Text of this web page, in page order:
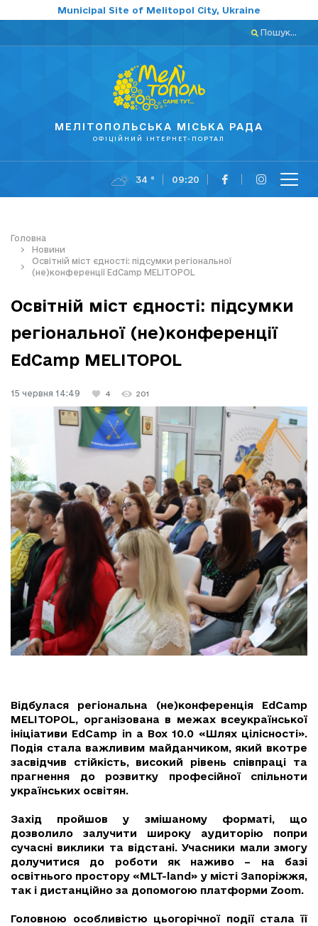
Municipal Site of Melitopol City, Ukraine
Пошук...
МЕЛІТОПОЛЬСЬКА МІСЬКА РАДА
ОФІЦІЙНИЙ ІНТЕРНЕТ-ПОРТАЛ
34 ° 09:20
Головна
Новини
Освітній міст єдності: підсумки регіональної
(не)конференції EdCamp MELITOPOL
Освітній міст єдності: підсумки
регіональної (не)конференції
EdCamp MELITOPOL
15 червня 14:49 4 201
Відбулася регіональна (не)конференція EdCamp
MELITOPOL, організована в межах всеукраїнської
ініціативи EdCamp in a Box 10.0 «Шлях цілісності».
Подія стала важливим майданчиком, який вкотре
засвідчив стійкість, високий рівень співпраці та
прагнення до розвитку професійної спільноти
українських освітян.
Захід пройшов у змішаному форматі, що
дозволило залучити широку аудиторію попри
сучасні виклики та відстані. Учасники мали змогу
долучитися до роботи як наживо – на базі
освітнього простору «MLT-land» у місті Запоріжжя,
так і дистанційно за допомогою платформи Zoom.
Головною особливістю цьогорічної події стала її